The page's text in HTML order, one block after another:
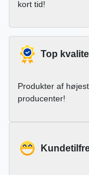
kort tid!
Top
Produkter af
producenter!